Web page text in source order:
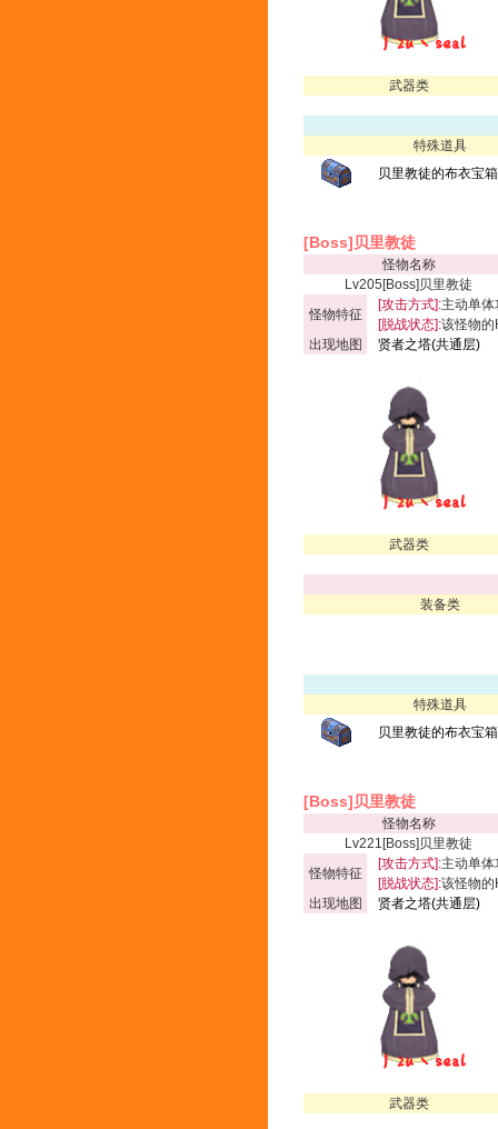
武器类
特殊道具
贝里教徒的布衣宝
[Boss]贝里教徒
怪物名称
Lv205[Boss]贝里教徒
怪物特征
[攻击方式]:主动单体
[脱战状态]:该怪物
出现地图
贤者之塔(共通层)
武器类
装备类
特殊道具
贝里教徒的布衣宝
[Boss]贝里教徒
怪物名称
Lv221[Boss]贝里教徒
怪物特征
[攻击方式]:主动单体
[脱战状态]:该怪物
出现地图
贤者之塔(共通层)
武器类